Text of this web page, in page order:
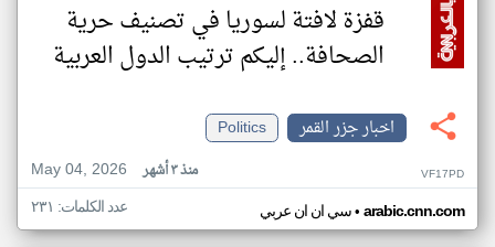
قفزة لافتة لسوريا في تصنيف حرية
الصحافة.. إليكم ترتيب الدول العربية
اخبار جزر القمر
Politics
May 04, 2026
منذ ٣ أشهر VF17PD
سي ان ان عربي• arabic.cnn.com عدد الكلمات: ٢٣١